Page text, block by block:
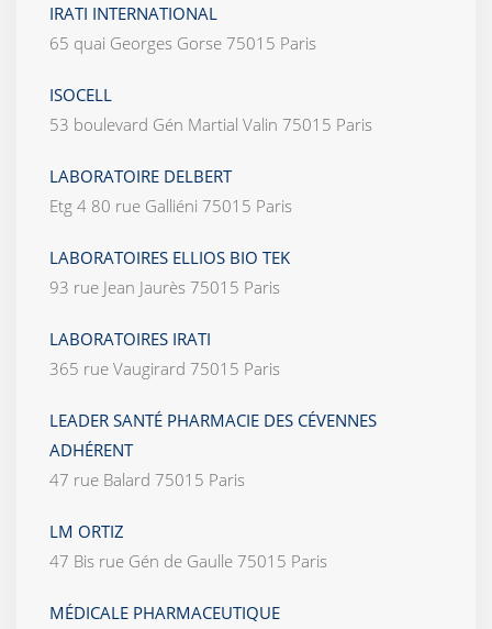
IRATI INTERNATIONAL
65 quai Georges Gorse 75015 Paris
ISOCELL
53 boulevard Gén Martial Valin 75015 Paris
LABORATOIRE DELBERT
Etg 4 80 rue Galliéni 75015 Paris
LABORATOIRES ELLIOS BIO TEK
93 rue Jean Jaurès 75015 Paris
LABORATOIRES IRATI
365 rue Vaugirard 75015 Paris
LEADER SANTÉ PHARMACIE DES CÉVENNES
ADHÉRENT
47 rue Balard 75015 Paris
LM ORTIZ
47 Bis rue Gén de Gaulle 75015 Paris
MÉDICALE PHARMACEUTIQUE